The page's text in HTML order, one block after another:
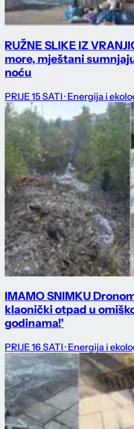
RUŽNE SLIKE IZ
more, mještani
noću
PRIJE 15 SATI · Energija i
IMAMO SNIMKU
klaonički otpad u
godinama!'
PRIJE 16 SATI · Energija i